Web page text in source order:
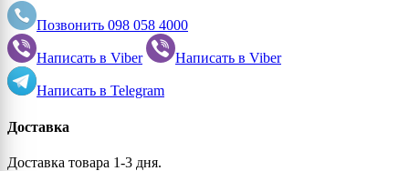
Позвонить 098 058 4000
Написать в Viber Написать в Viber
Написать в Telegram
Доставка
Доставка товара 1-3 дня.